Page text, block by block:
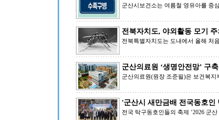
군산시보건소는 여름철 영유아를 중
전북자치도, 야외활동 모기
전북특별자치도는 도내에서 올해 처
군산의료원 ‘생명안전망’ 구축
군산의료원(원장 조준필)은 보건복
'군산시 새만금배 전국동호인
전국 탁구동호인들의 축제 ‘2026 군